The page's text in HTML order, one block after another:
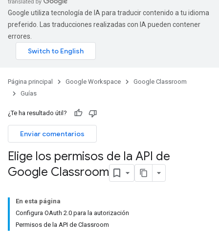
Google utiliza tecnología de IA para traducir contenido a tu idioma
preferido. Las traducciones realizadas con IA pueden contener
errores.
Página principal Google Workspace
Google Classroom
Guías
¿Te ha resultado útil?
Enviar comentarios
Elige los permisos de la API de
Google Classroom
En esta página
Configura OAuth 2.0 para la autorización
Permisos de la API de Classroom